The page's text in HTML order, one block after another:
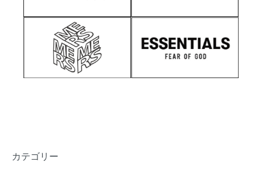
カテゴリー